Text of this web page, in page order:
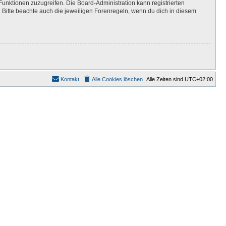
zuzugreifen. Die Board-Administration kann registrierten
beachte auch die jeweiligen Forenregeln, wenn du dich in diesem
Alle Zeiten sind UTC+02:00
Alle Cookies löschen
Kontakt